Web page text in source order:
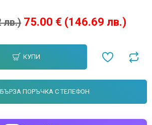
75.00 € (146.69 лв.)
лв.)
КУПИ
БЪРЗА ПОРЪЧКА С ТЕЛЕФОН